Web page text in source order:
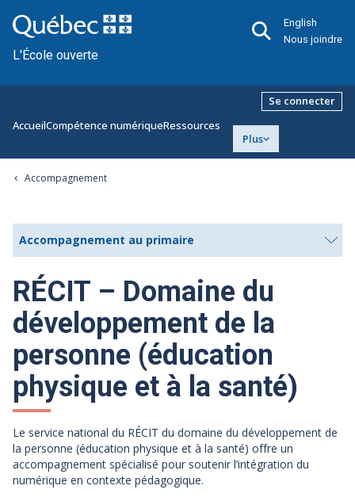
L'École ouverte
English
Nous joindre
AccueilCompétence numériqueRessources
Plus
Se connecter
Accompagnement
Accompagnement au primaire
RÉCIT – Domaine du
développement de la
personne (éducation
physique et à la santé)
Le service national du RÉCIT du domaine du développement de
la personne (éducation physique et à la santé) offre un
accompagnement spécialisé pour soutenir l’intégration du
numérique en contexte pédagogique.